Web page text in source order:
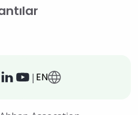
| EN